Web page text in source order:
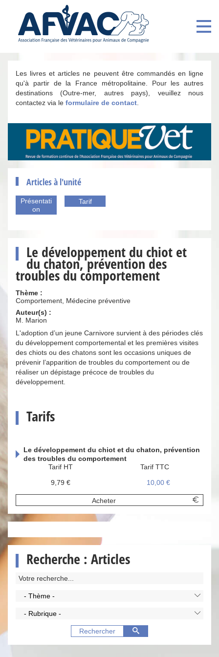
Les livres et articles ne peuvent être commandés en ligne
qu'à partir de la France métropolitaine. Pour les autres
destinations (Outre-mer, autres pays), veuillez nous
contactez via le formulaire de contact
Articles à l'unité
Présentati
on
Tarif
Le développement du chiot et
du chaton, prévention des
troubles du comportement
Thème :
Comportement, Médecine préventive
Auteur(s) :
M. Marion
L'adoption d’un jeune Carnivore survient à des périodes clés
du développement comportemental et les premières visites
des chiots ou des chatons sont les occasions uniques de
prévenir l’apparition de troubles du comportement ou de
réaliser un dépistage précoce de troubles du
développement.
Tarifs
Le développement du chiot et du chaton, prévention
des troubles du comportement
Tarif HT
9,79 €
Tarif TTC
10,00 €
Acheter
Recherche : Articles
- Thème -
- Rubrique -
Rechercher